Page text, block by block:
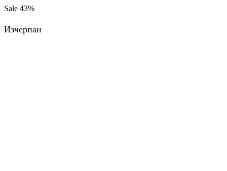
Sale 43%
Изчерпан